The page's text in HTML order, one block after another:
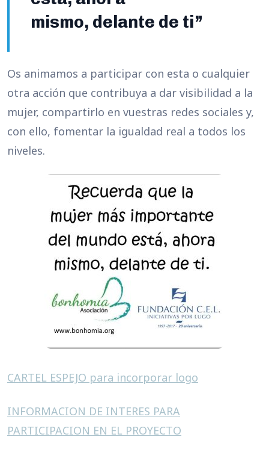
mismo, delante de ti”
Os animamos a participar con esta o cualquier
otra acción que contribuya a dar visibilidad a la
mujer, compartirlo en vuestras redes sociales y,
con ello, fomentar la igualdad real a todos los
niveles.
CARTEL ESPEJO para incorporar logo
INFORMACION DE INTERES PARA
PARTICIPACION EN EL PROYECTO